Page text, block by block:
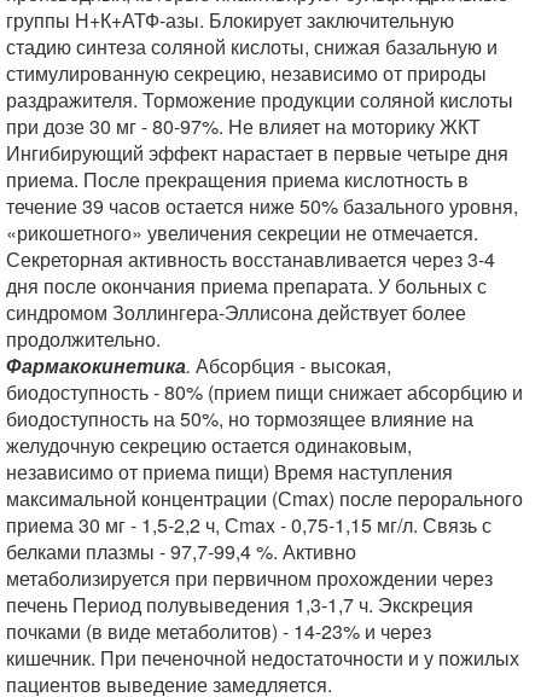
группы Н+К+АТФ-азы. Блокирует заключительную
стадию синтеза соляной кислоты, снижая базальную и
стимулированную секрецию, независимо от природы
раздражителя. Торможение продукции соляной кислоты
при дозе 30 мг - 80-97%. Не влияет на моторику ЖКТ
Ингибирующий эффект нарастает в первые четыре дня
приема. После прекращения приема кислотность в
течение 39 часов остается ниже 50% базального уровня,
«рикошетного» увеличения секреции не отмечается.
Секреторная активность восстанавливается через 3-4
дня после окончания приема препарата. У больных с
синдромом Золлингера-Эллисона действует более
продолжительно.
Фармакокинетика. Абсорбция - высокая,
биодоступность - 80% (прием пищи снижает абсорбцию и
биодоступность на 50%, но тормозящее влияние на
желудочную секрецию остается одинаковым,
независимо от приема пищи) Время наступления
максимальной концентрации (Сmax) после перорального
приема 30 мг - 1,5-2,2 ч, Сmax - 0,75-1,15 мг/л. Связь с
белками плазмы - 97,7-99,4 %. Активно
метаболизируется при первичном прохождении через
печень Период полувыведения 1,3-1,7 ч. Экскреция
почками (в виде метаболитов) - 14-23% и через
кишечник. При печеночной недостаточности и у пожилых
пациентов выведение замедляется.